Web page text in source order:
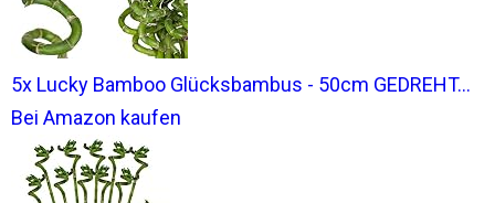
5x Lucky Bamboo Glücksbambus - 50cm GEDREHT...
Bei Amazon kaufen